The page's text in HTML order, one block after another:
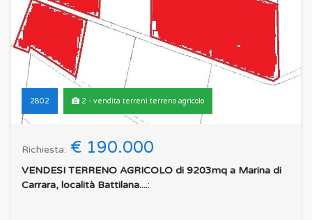
2802 2 - vendita terreni terreno agricolo
Richiesta: € 190.000
VENDESI TERRENO AGRICOLO di 9203mq a Marina di
Carrara, località Battilana....: